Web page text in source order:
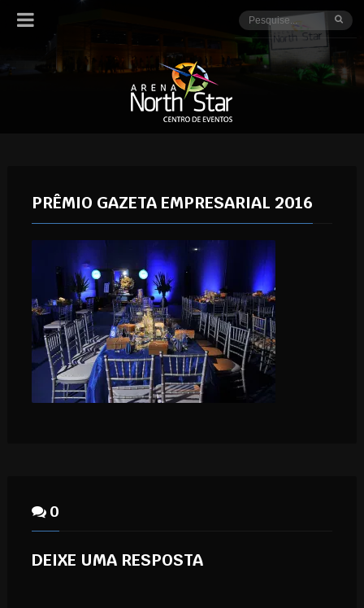
PRÊMIO GAZETA EMPRESARIAL 2016
0
DEIXE UMA RESPOSTA